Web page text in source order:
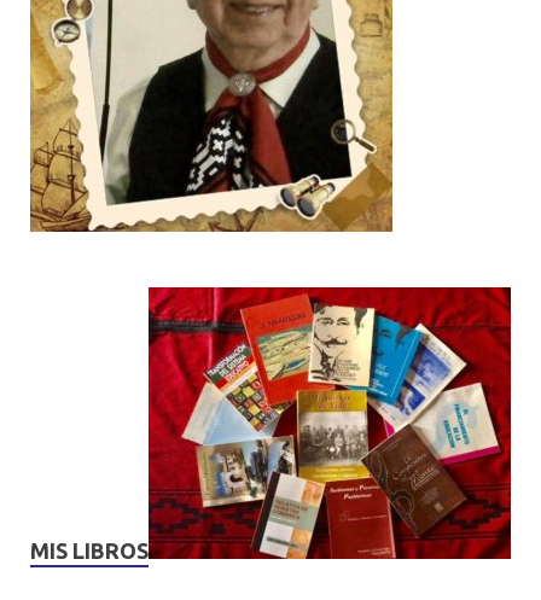
MIS LIBROS